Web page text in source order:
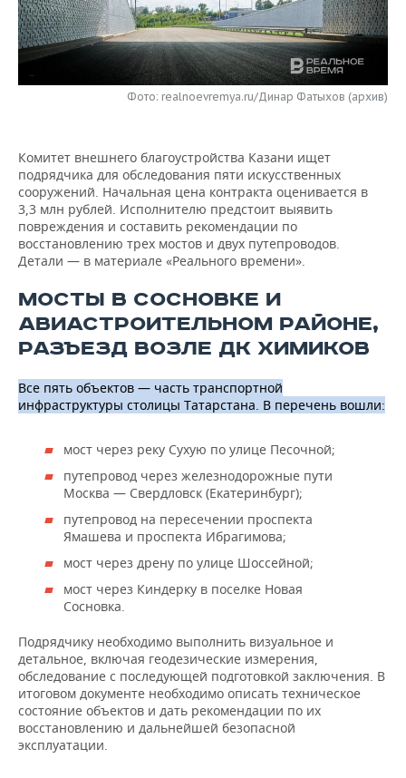
НЕФТЕХИМИЯ
НЕФТЬ
ОПК
РОЗНИЧНАЯ ТОРГОВЛЯ
ТРАНСПОРТ
НОВОСТИ ТЕХНОЛОГИЙ
IT
ТЕЛЕКОММУНИКАЦИИ
МЕРОПРИЯТИЯ
НОВОСТИ МЕРОПРИЯТИЙ
БИЗНЕС-БРАНЧИ
ONLINE-КОНФЕРЕНЦИИ
ОТКРЫТАЯ ЛЕКЦИЯ
СПОРТ
ФУТБОЛ
ХОККЕЙ
БАСКЕТБОЛ
КИБЕРСПОРТ
ВОДНЫЕ ВИДЫ СПОРТА
ХОККЕЙ С МЯЧОМ
НОВОСТИ ОБЩЕСТВА
ВЛАСТЬ
ИНФРАСТРУКТУРА
КУЛЬТУРА
ОБРАЗОВАНИЕ
ПРОИСШЕСТВИЯ
ФОТОГАЛЕРЕЯ
СЮЖЕТЫ
СПРАВОЧНИК
СПИСОК КОМПАНИЙ
Фото: realnoevremya.ru/Динар Фатыхов (архив)
Комитет внешнего благоустройства Казани ищет
подрядчика для обследования пяти искусственных
сооружений. Начальная цена контракта оценивается в
3,3 млн рублей. Исполнителю предстоит выявить
повреждения и составить рекомендации по
восстановлению трех мостов и двух путепроводов.
Детали — в материале «Реального времени».
МОСТЫ В СОСНОВКЕ И
АВИАСТРОИТЕЛЬНОМ РАЙОНЕ,
РАЗЪЕЗД ВОЗЛЕ ДК ХИМИКОВ
Все пять объектов — часть транспортной
инфраструктуры столицы Татарстана. В перечень вошли:
мост через реку Сухую по улице Песочной;
путепровод через железнодорожные пути
Москва — Свердловск (Екатеринбург);
путепровод на пересечении проспекта
Ямашева и проспекта Ибрагимова;
мост через дрену по улице Шоссейной;
мост через Киндерку в поселке Новая
Сосновка.
Подрядчику необходимо выполнить визуальное и
детальное, включая геодезические измерения,
обследование с последующей подготовкой заключения. В
итоговом документе необходимо описать техническое
состояние объектов и дать рекомендации по их
восстановлению и дальнейшей безопасной
эксплуатации.